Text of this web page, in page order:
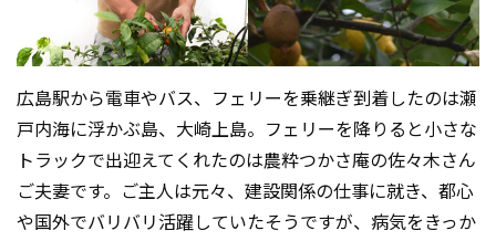
広島駅から電車やバス、フェリーを乗継ぎ到着したのは瀬
戸内海に浮かぶ島、大崎上島。フェリーを降りると小さな
トラックで出迎えてくれたのは農粋つかさ庵の佐々木さん
ご夫妻です。ご主人は元々、建設関係の仕事に就き、都心
や国外でバリバリ活躍していたそうですが、病気をきっか